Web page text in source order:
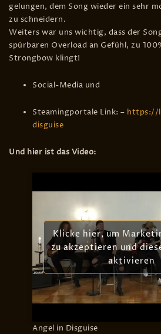
gelungen, dem Song wieder ein sehr
zu schneidern.
Weiters war uns wichtig, dass der
spürbaren Overload an Gefühl, zu
Strongbow klingt!
Social-Media und
Steamingportale Link: – https://
disguise
Und hier ist das Video:
Klicke hier, um
zu akzeptieren und
aktivieren
Angel in Disguise